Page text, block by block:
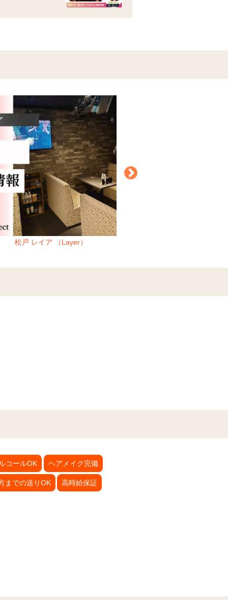
松戸 レイア （Layer）
コールOK ヘアメイク完備
までの送りOK 高時給保証